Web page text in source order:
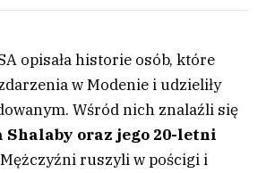
opisała historie osób, które
w Modenie i udzieliły
Wśród nich znalaźli się
Shalaby oraz jego 20-letni
ruszyli w pościgi i